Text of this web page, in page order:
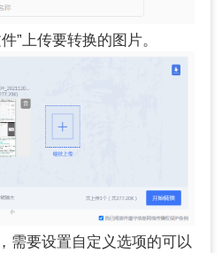
”上传要转换的图片。
需要设置自定义选项的可以